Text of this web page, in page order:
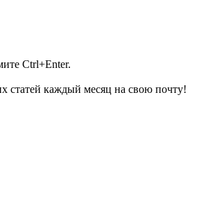
Ctrl+Enter.
статей каждый месяц на свою почту!